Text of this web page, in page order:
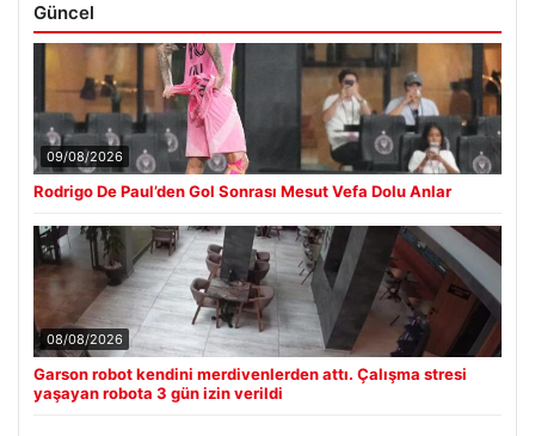
Güncel
09/08/2026
Rodrigo De Paul’den Gol Sonrası Mesut Vefa Dolu Anlar
08/08/2026
Garson robot kendini merdivenlerden attı. Çalışma stresi
yaşayan robota 3 gün izin verildi